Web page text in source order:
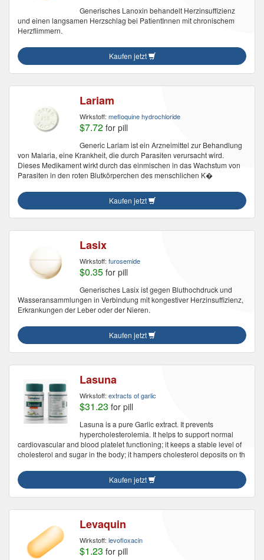
Generisches Lanoxin behandelt Herzinsuffizienz
und einen langsamen Herzschlag bei PatientInnen mit chronischem
Herzflimmern.
Kaufen jetzt
Lariam
Wirkstoff: mefloquine hydrochloride
$7.72 for pill
Generic Lariam ist ein Arzneimittel zur Behandlung
von Malaria, eine Krankheit, die durch Parasiten verursacht wird.
Dieses Medikament wirkt durch das einmischen in das Wachstum von
Parasiten in den roten Blutkörperchen des menschlichen K�
Kaufen jetzt
Lasix
Wirkstoff: furosemide
$0.35 for pill
Generisches Lasix ist gegen Bluthochdruck und
Wasseransammlungen in Verbindung mit kongestiver Herzinsuffizienz,
Erkrankungen der Leber oder der Nieren.
Kaufen jetzt
Lasuna
Wirkstoff: extracts of garlic
$31.23 for pill
Lasuna is a pure Garlic extract. It prevents
hypercholesterolemia. It helps to support normal
cardiovascular and blood platelet functioning; it keeps a stable level of
cholesterol and sugar in the body; it hampers cholesterol deposits on th
Kaufen jetzt
Levaquin
Wirkstoff: levofloxacin
$1.23 for pill